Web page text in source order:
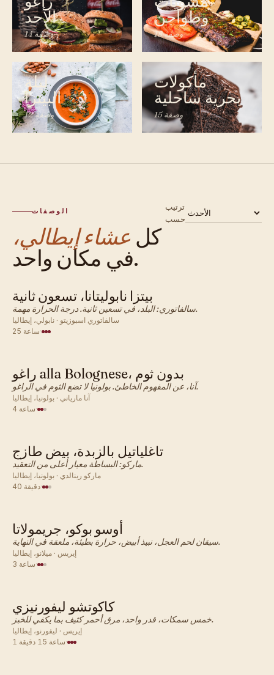
الأحد
14 وصفة
وطواجن
18 وصفة
ليلة
البيتزا
12 وصفة
مأكولات
بحرية ساحلية
15 وصفة
الوصفات
كل عشاء إيطالي،
في مكان واحد.
ترتيب
حسب
إيطالي · عشاء
بيتزا نابوليتانا، تسعون ثانية
سالفاتوري: البلد، في تسعين ثانية. درجة الحرارة مهمة.
سالفاتوري اسبوزيتو · نابولي، إيطاليا
25 ساعة·
إيطالي · عشاء راغو alla Bolognese، بدون ثوم
آنا، عن المفهوم الخاطئ. بولونيا لا تضع الثوم في الراغو.
آنا مارياني · بولونيا، إيطاليا
4 ساعة·
إيطالي · عشاء
تاغلياتيل بالزبدة، بيض طازج
ماركو: البساطة معيار أعلى من التعقيد.
ماركو رينالدي · بولونيا، إيطاليا
40 دقيقة·
إيطالي · عشاء
أوسو بوكو، جريمولاتا
سيقان لحم العجل، نبيذ أبيض، حرارة بطيئة، ملعقة في النهاية.
إيريس · ميلانو، إيطاليا
3 ساعة·
إيطالي · عشاء
كاكوتشو ليفورنيزي
خمس سمكات، قدر واحد، مرق أحمر كثيف بما يكفي للخبز.
إيريس · ليفورنو، إيطاليا
1 ساعة 15 دقيقة·